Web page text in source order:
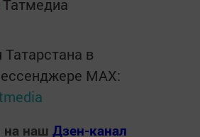
Татмедиа
в
MАХ:
на наш Дзен-канал